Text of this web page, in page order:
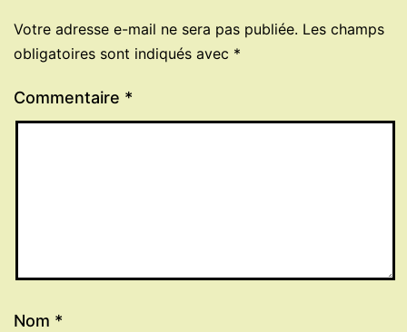
Votre adresse e-mail ne sera pas publiée. Les champs
obligatoires sont indiqués avec *
Commentaire *
Nom *